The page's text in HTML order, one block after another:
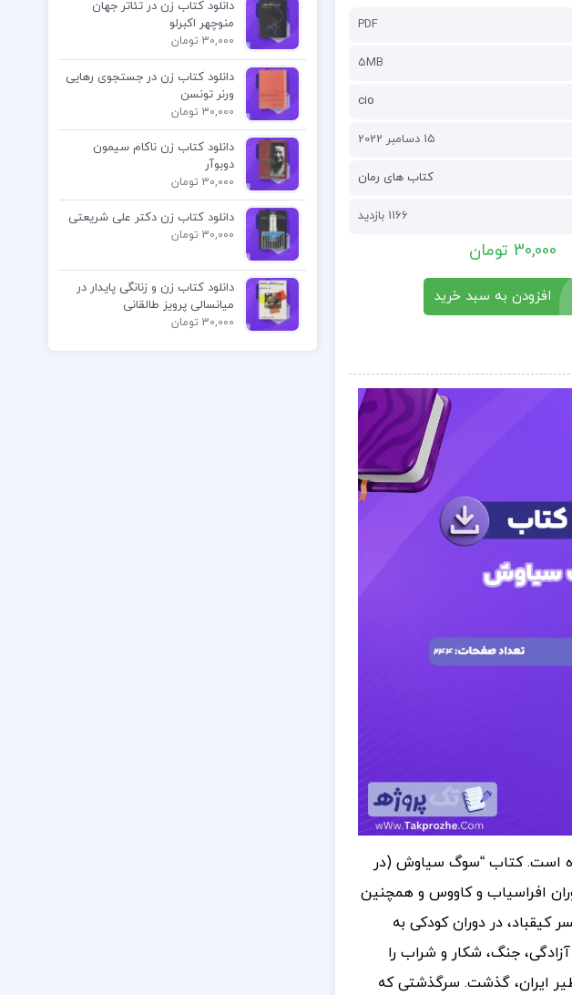
PDF
5MB
cio
15 دسامبر 2022
کتاب های رمان
1166 بازدید
30,000 تومان
افزودن به سبد خرید
است.کتاب “سوگ سیاوش (در
افراسیاب و کاووس و همچنین
در دوران کودکی به
جنگ، شکار و شراب را
ایران، گذشت. سرگذشتی که
دانلود کتاب زن در تئاتر جهان
منوچهر اکبرلو
30,000 تومان
دانلود کتاب زن در جستجوی رهایی
ورنر تونسن
30,000 تومان
دانلود کتاب زن ناکام سیمون
دوبوآر
30,000 تومان
دانلود کتاب زن دکتر علی شریعتی
30,000 تومان
دانلود کتاب زن و زنانگی پایدار در
میانسالی پرویز طالقانی
30,000 تومان